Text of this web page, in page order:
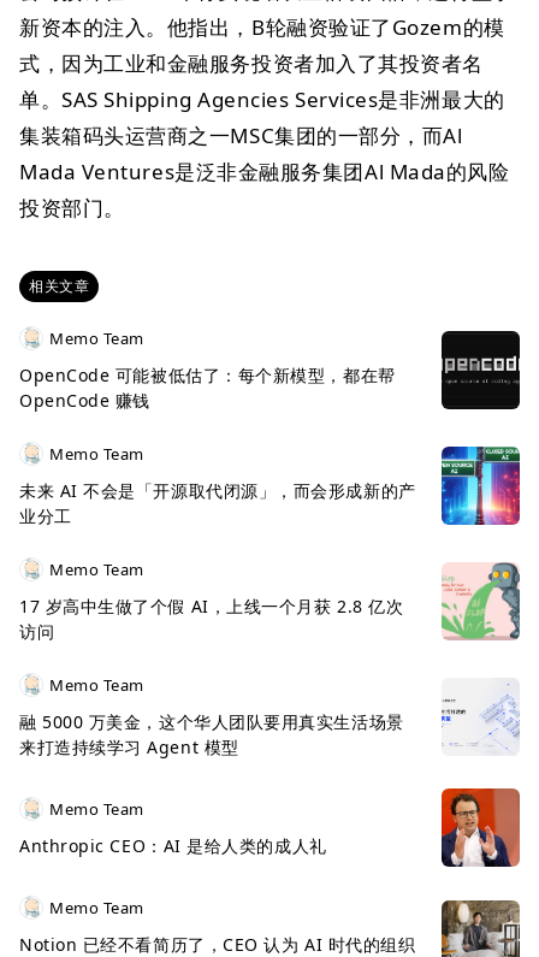
新资本的注入。他指出，B轮融资验证了Gozem的模
式，因为工业和金融服务投资者加入了其投资者名
单。SAS Shipping Agencies Services是非洲最大的
集装箱码头运营商之一MSC集团的一部分，而Al
Mada Ventures是泛非金融服务集团Al Mada的风险
投资部门。
相关文章
Memo Team
OpenCode 可能被低估了：每个新模型，都在帮
OpenCode 赚钱
Memo Team
未来 AI 不会是「开源取代闭源」，而会形成新的产
业分工
Memo Team
17 岁高中生做了个假 AI，上线一个月获 2.8 亿次
访问
Memo Team
融 5000 万美金，这个华人团队要用真实生活场景
来打造持续学习 Agent 模型
Memo Team
Anthropic CEO：AI 是给人类的成人礼
Memo Team
Notion 已经不看简历了，CEO 认为 AI 时代的组织